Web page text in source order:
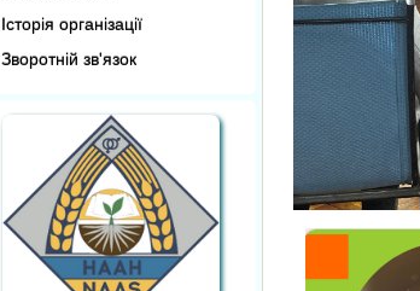
Історія організації
Зворотній зв'язок